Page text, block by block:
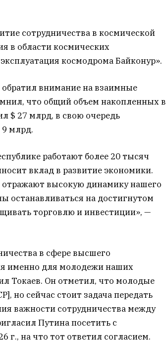
сотрудничества в космической
в области космических
космодрома Байконур».
обратил внимание на взаимные
что общий объем накопленных в
$ 27 млрд, в свою очередь
9 млрд.
работают более 20 тысяч
вклад в развитие экономики.
высокую динамику нашего
останавливаться на достигнутом
торговлю и инвестиции», —
в сфере высшего
именно для молодежи наших
Токаев. Он отметил, что молодые
но сейчас стоит задача передать
важности сотрудничества между
Путина посетить с
г., на что тот ответил согласием.